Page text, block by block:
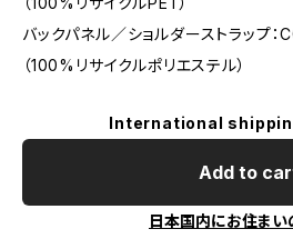
バックパネル／ショルダーストラップ
（100%リサイクルポリエステル）
International
Add to
日本国内にお住まい